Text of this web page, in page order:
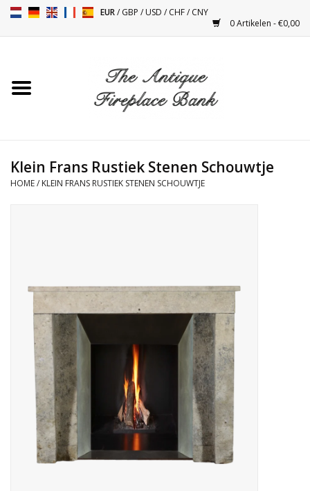
EUR/GBP /USD /CHF/CNY
0 Artikelen - €0,00
Toebehoren
Objecten
Decoratieve Outdoor
Objecten
Vloeren - Steen, Terra Cotta
& Marmer
Outlet
Klein Frans Rustiek Stenen Schouwtje
HOME/ KLEIN FRANS RUSTIEK STENEN SCHOUWTJE